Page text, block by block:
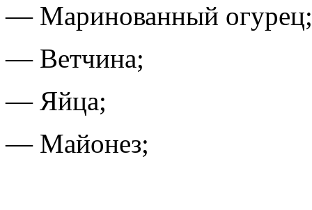
— Маринованный огурец;
— Ветчина;
— Яйца;
— Майонез;